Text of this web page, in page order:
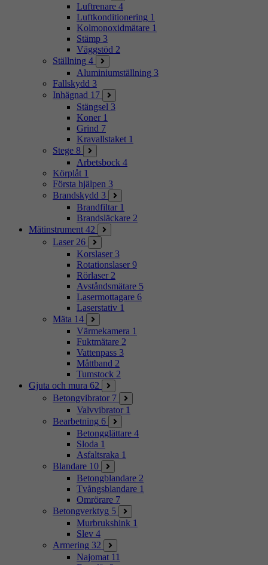
Luftrenare 4
Luftkonditionering 1
Kolmonoxidmätare 1
Stämp 3
Väggstöd 2
Ställning 4
Aluminiumställning 3
Fallskydd 3
Inhägnad 17
Stängsel 3
Koner 1
Grind 7
Kravallstaket 1
Stege 8
Arbetsbock 4
Körplåt 1
Första hjälpen 3
Brandskydd 3
Brandfiltar 1
Brandsläckare 2
Mätinstrument 42
Laser 26
Korslaser 3
Rotationslaser 9
Rörlaser 2
Avståndsmätare 5
Lasermottagare 6
Laserstativ 1
Mäta 14
Värmekamera 1
Fuktmätare 2
Vattenpass 3
Måttband 2
Tumstock 2
Gjuta och mura 62
Betongvibrator 7
Valvvibrator 1
Bearbetning 6
Betongglättare 4
Sloda 1
Asfaltsraka 1
Blandare 10
Betongblandare 2
Tvångsblandare 1
Omrörare 7
Betongverktyg 5
Murbrukshink 1
Slev 4
Armering 32
Najomat 11